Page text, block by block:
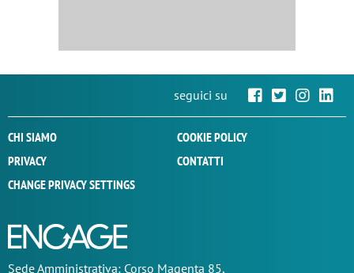
seguici su
CHI SIAMO
COOKIE POLICY
PRIVACY
CONTATTI
CHANGE PRIVACY SETTINGS
SedeAmministrativa: Corso Magenta 85,